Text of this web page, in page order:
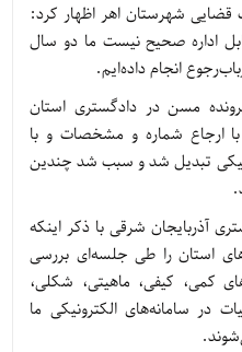
قضایی شهرستان اهر اظهار کرد:
اداره صحیح نیست ما دو سال
انجام داده‌ایم.
مسن در دادگستری استان
ارجاع شماره و مشخصات و با
تبدیل شد و سبب شد چندین
آذربایجان شرقی با ذکر اینکه
استان را طی جلسه‌ای بررسی
کمی، کیفی، ماهیتی، شکلی،
در سامانه‌های الکترونیکی ما